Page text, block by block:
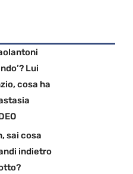
Lui
cosa ha
sai cosa
indietro